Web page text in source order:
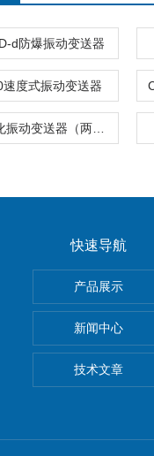
d防爆振动变送器
度式振动变送器
快速导航
产品展示
新闻中心
技术文章